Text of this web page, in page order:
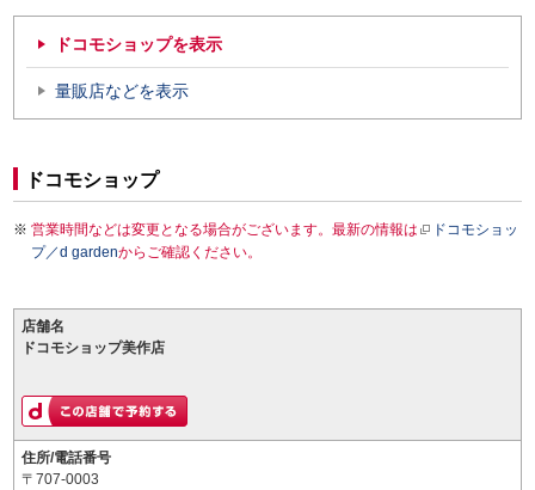
ドコモショップを表示
量販店などを表示
ドコモショップ
営業時間などは変更となる場合がございます。最新の情報は
ドコモショッ
プ／d gardenからご確認ください。
店舗名
ドコモショップ美作店
住所/電話番号
〒707-0003